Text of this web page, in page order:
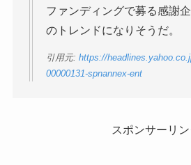
ファンディングで募る感謝
のトレンドになりそうだ。
引用元: https://
00000131-spnannex-ent
スポンサーリン